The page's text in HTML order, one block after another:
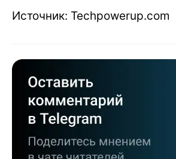
Источник: Techpowerup.com